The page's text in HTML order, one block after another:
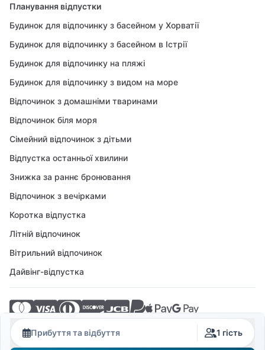
Прибуття та відбуття 1 гість
Планування відпустки
Будинок для відпочинку з басейном у Хорватії
Будинок для відпочинку з басейном в Істрії
Будинок для відпочинку на пляжі
Будинок для відпочинку з видом на море
Відпочинок з домашніми тваринами
Відпочинок біля моря
Сімейний відпочинок з дітьми
Відпустка останньої хвилини
Знижка за раннє бронювання
Відпочинок з вечірками
Коротка відпустка
Літній відпочинок
Вітрильний відпочинок
Дайвінг-відпустка
© 2026 Crovillas GmbH